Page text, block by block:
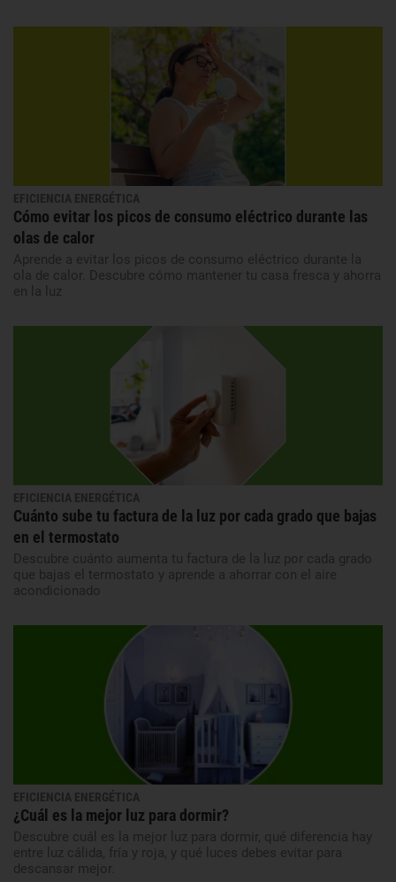
EFICIENCIA ENERGÉTICA
Cómo evitar los picos de consumo eléctrico durante las
olas de calor
Aprende a evitar los picos de consumo eléctrico durante la
ola de calor. Descubre cómo mantener tu casa fresca y ahorra
en la luz
EFICIENCIA ENERGÉTICA
Cuánto sube tu factura de la luz por cada grado que bajas
en el termostato
Descubre cuánto aumenta tu factura de la luz por cada grado
que bajas el termostato y aprende a ahorrar con el aire
acondicionado
EFICIENCIA ENERGÉTICA
¿Cuál es la mejor luz para dormir?
Descubre cuál es la mejor luz para dormir, qué diferencia hay
entre luz cálida, fría y roja, y qué luces debes evitar para
descansar mejor.